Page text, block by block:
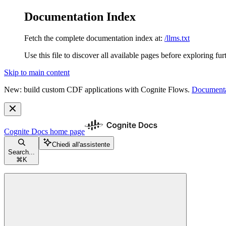
Documentation Index
Fetch the complete documentation index at: /llms.txt
Use this file to discover all available pages before exploring
Skip to main content
New: build custom CDF applications with Cognite Flows.
Cognite Docs home page
Search...
⌘ K
Chiedi all'assistente